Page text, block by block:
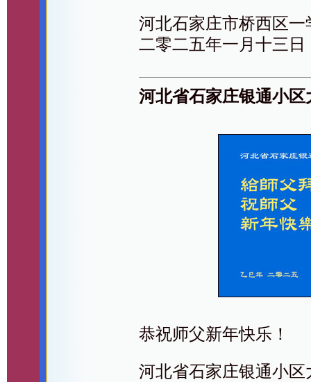
河北石家庄市桥西区
二零二五年一月十三日
河北省石家庄银通小
恭祝师父新年快乐！
河北省石家庄银通小区